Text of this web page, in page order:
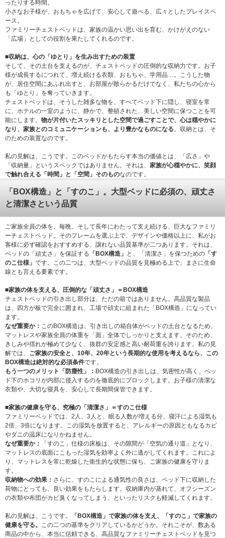
ったりする時間。
小さなお子様が、おもちゃを広げて、安心して遊べる、広々としたプレイスペ
ース。
ファミリーチェストベッドは、家族の温かい思い出を育む、かけがえのない
「広場」としての役割を果たしてくれるのです。
■収納は、心の「ゆとり」を生み出すための装置
そして、その土台を支えるのが、チェストベッドの圧倒的な収納力です。お子
様が成長するにつれて、増え続ける衣類、おもちゃ、学用品…。こうした物
が、居住空間にあふれ出すと、お部屋が散らかるだけでなく、私たちの心から
も「ゆとり」を奪っていきます。
チェストベッドは、そうした雑多な物を、すべてベッド下に隠し、寝室を常
に、ホテルの一室のように、静かで、整頓された、美しい空間に保つことを可
能にします。 物が片付いたスッキリとした空間で過ごすことで、心は穏やかに
なり、家族とのコミュニケーションも、より豊かなものになる 。収納とは、そ
のための装置なのです。
私の見解は、こうです。このベッドがもたらす本当の価値とは、「広さ」や
「収納量」というスペックではありません。それは、 家族が心穏やかに、笑顔
で触れ合える「時間」と「空間」そのものなのです。
「BOX構造」と「すのこ」。大型ベッドに必須の、頑丈さ
と清潔さという品質
ご家族全員の体を、毎晩、そして長年にわたって支え続ける、巨大なファミリ
ーチェストベッド。そのフレームを選ぶ上で、デザインや価格以上に、私がお
客様に必ず確認をおすすめする、譲れない品質基準が二つあります。それは、
ベッドの「頑丈さ」を保証する 「BOX構造」 と、「清潔さ」を保つための 「す
のこ仕様」 です。この二つは、大型ベッドの品質を見極める上で、まさに生命
線とも言える要素です。
■家族の体を支える、圧倒的な「頑丈さ」＝BOX構造
チェストベッドの引き出し部分は、ただの箱ではありません。高品質な製品
は、四方が板で完全に囲まれ、工場で頑丈に組まれた「BOX構造」になってい
ます。
なぜ重要か： このBOX構造は、引き出しの箱自体がベッドの土台となるため、
マットレスや家族全員の体重を「面」全体でしっかりと支えます。そのため、
きしみや揺れが極めて少なく、抜群の安定感と高い耐荷重を誇ります。私の見
解では、 ご家族の安全と、10年、20年という長期的な使用を考えるなら、この
BOX構造は絶対的な必須条件です。
もう一つのメリット「防塵性」： BOX構造の引き出しは、気密性が高く、ベッ
ド下のホコリが内部に侵入するのを徹底的にブロックします。お子様の清潔な
衣類や、大切な寝具を、安心して長期間保管できます。
■家族の健康を守る、究極の「清潔さ」＝すのこ仕様
ファミリーベッドでは、2人、3人と、眠る人数が増える分、寝汗による湿気も
2倍、3倍になります。この湿気を放置すると、アレルギーの原因ともなるカビ
やダニの温床になりかねません。
なぜ重要か：
「すのこ」仕様の床板は、その隙間が「空気の通り道」となり、
マットレスの底面にこもった湿気を効率よく外に逃がしてくれます。これによ
り、マットレスを常に乾燥した衛生的な状態に保ち、ご家族の健康を守りま
す。
収納物への効果： さらに、すのこによる通気性の良さは、ベッド下に収納した
荷物にとっても、良い効果をもたらします。収納庫内が蒸れて、オフシーズン
の衣類や布団がカビ臭くなってしまう、といったリスクも軽減してくれます。
私の見解は、こうです。
「BOX構造」で家族の体を支え、「すのこ」で家族の
健康を守る。
この二つの基準をクリアしているかどうか。それこそが、数ある
商品の中から、本当に信頼できる、高品質なファミリーチェストベッドを見つ